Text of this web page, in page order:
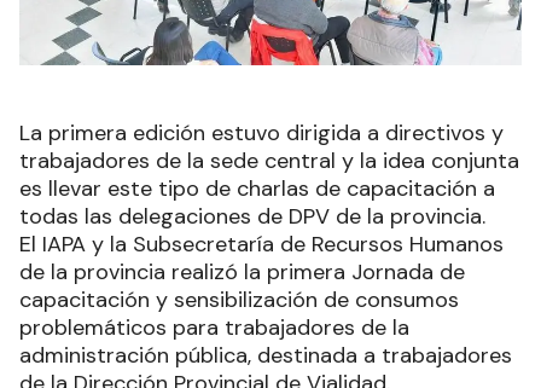
La primera edición estuvo dirigida a directivos y
trabajadores de la sede central y la idea conjunta
es llevar este tipo de charlas de capacitación a
todas las delegaciones de DPV de la provincia.
El IAPA y la Subsecretaría de Recursos Humanos
de la provincia realizó la primera Jornada de
capacitación y sensibilización de consumos
problemáticos para trabajadores de la
administración pública, destinada a trabajadores